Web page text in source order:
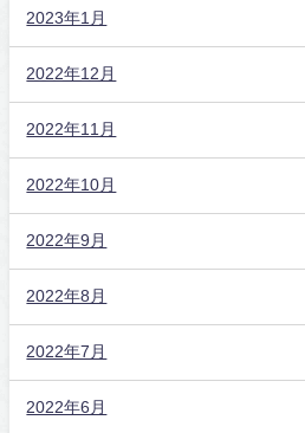
2023年1月
2022年12月
2022年11月
2022年10月
2022年9月
2022年8月
2022年7月
2022年6月